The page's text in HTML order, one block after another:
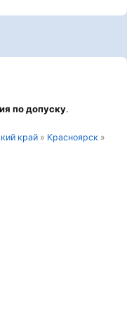
по допуску.
край » Красноярск »